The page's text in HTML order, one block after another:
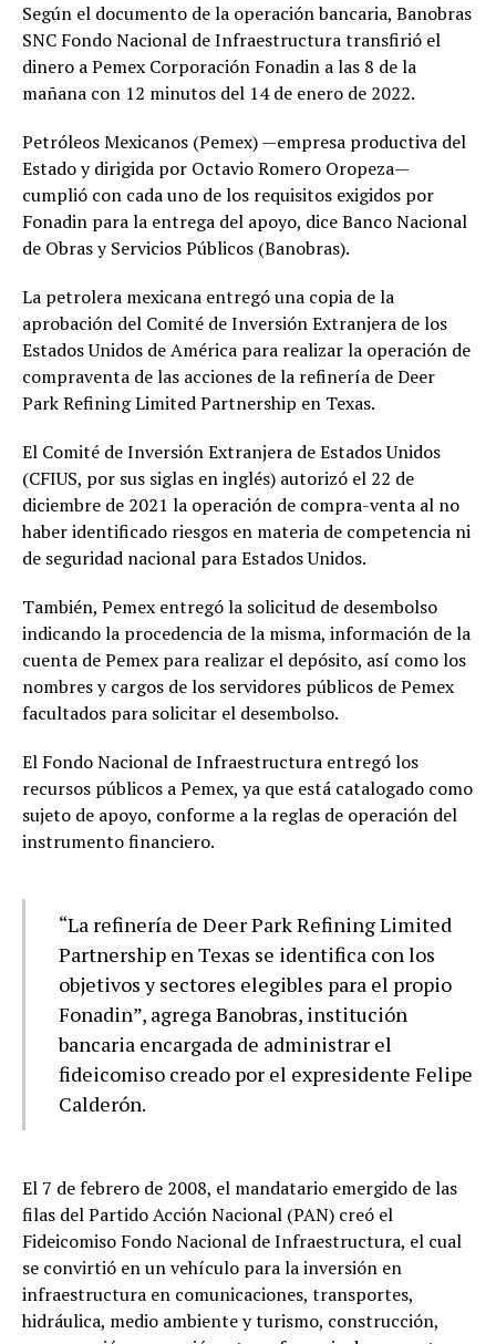
Según el documento de la operación bancaria, Banobras
SNC Fondo Nacional de Infraestructura transfirió el
dinero a Pemex Corporación Fonadin a las 8 de la
mañana con 12 minutos del 14 de enero de 2022.
Petróleos Mexicanos (Pemex) —empresa productiva del
Estado y dirigida por Octavio Romero Oropeza—
cumplió con cada uno de los requisitos exigidos por
Fonadin para la entrega del apoyo, dice Banco Nacional
de Obras y Servicios Públicos (Banobras).
La petrolera mexicana entregó una copia de la
aprobación del Comité de Inversión Extranjera de los
Estados Unidos de América para realizar la operación de
compraventa de las acciones de la refinería de Deer
Park Refining Limited Partnership en Texas.
El Comité de Inversión Extranjera de Estados Unidos
(CFIUS, por sus siglas en inglés) autorizó el 22 de
diciembre de 2021 la operación de compra-venta al no
haber identificado riesgos en materia de competencia ni
de seguridad nacional para Estados Unidos.
También, Pemex entregó la solicitud de desembolso
indicando la procedencia de la misma, información de la
cuenta de Pemex para realizar el depósito, así como los
nombres y cargos de los servidores públicos de Pemex
facultados para solicitar el desembolso.
El Fondo Nacional de Infraestructura entregó los
recursos públicos a Pemex, ya que está catalogado como
sujeto de apoyo, conforme a la reglas de operación del
instrumento financiero.
“La refinería de Deer Park Refining Limited
Partnership en Texas se identifica con los
objetivos y sectores elegibles para el propio
Fonadin”, agrega Banobras, institución
bancaria encargada de administrar el
fideicomiso creado por el expresidente Felipe
Calderón.
El 7 de febrero de 2008, el mandatario emergido de las
filas del Partido Acción Nacional (PAN) creó el
Fideicomiso Fondo Nacional de Infraestructura, el cual
se convirtió en un vehículo para la inversión en
infraestructura en comunicaciones, transportes,
hidráulica, medio ambiente y turismo, construcción,